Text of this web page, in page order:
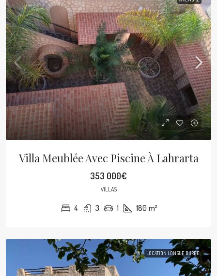
Villa Meublée Avec Piscine À Lahrarta
353 000€
VILLAS
4 3 1 180 m²
LOCATION LONGUE DUREE